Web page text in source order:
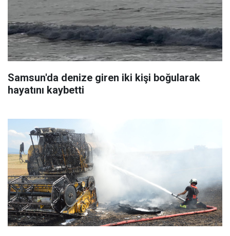
Samsun'da denize giren iki kişi boğularak
hayatını kaybetti